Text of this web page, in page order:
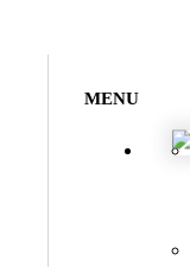
MENU